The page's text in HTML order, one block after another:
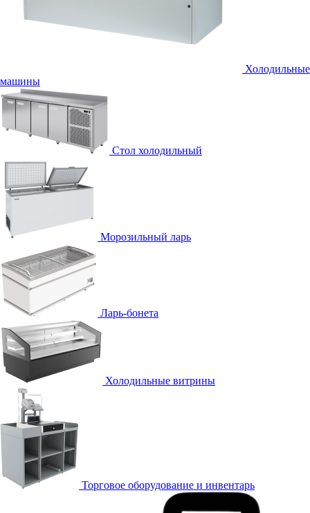
Холодильные
машины
Стол холодильный
Морозильный ларь
Ларь-бонета
Холодильные витрины
Торговое оборудование и инвентарь